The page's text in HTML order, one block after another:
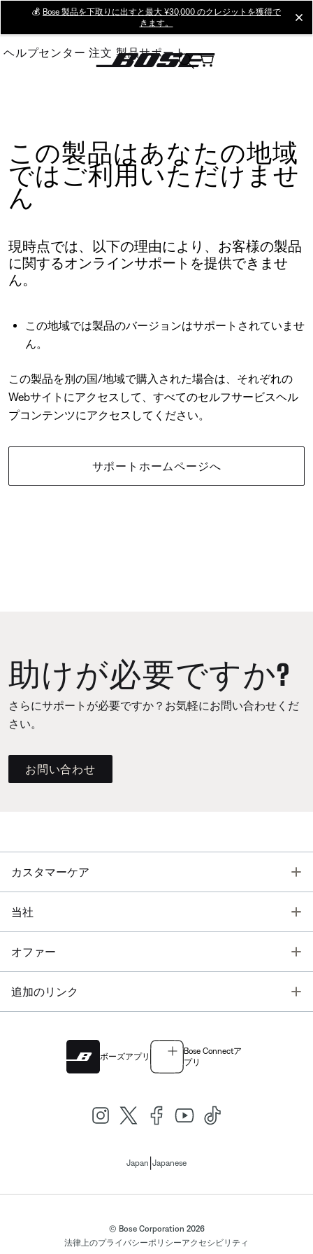
Main
💰 Bose 製品を下取りに出すと最大 ¥30,000 のクレジットを獲得で
きます。
ヘルプセンター 注文 製品サポート
この製品はあなたの地域
ではご利用いただけませ
ん
現時点では、以下の理由により、お客様の製品
に関するオンラインサポートを提供できませ
ん。
この地域では製品のバージョンはサポートされていませ
ん。
この製品を別の国/地域で購入された場合は、それぞれの
Webサイトにアクセスして、すべてのセルフサービスヘル
プコンテンツにアクセスしてください。
サポートホームページへ
助けが必要ですか?
さらにサポートが必要ですか？お気軽にお問い合わせくだ
さい。
お問い合わせ
カスタマーケア
当社
オファー
追加のリンク
ボーズアプリ
Bose Connectア
プリ
Japan Japanese
© Bose Corporation 2026
法律上のプライバシーポリシーアクセシビリティ